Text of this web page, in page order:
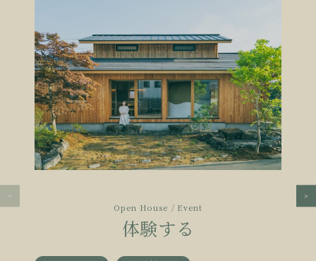
Open House / Event
体験する